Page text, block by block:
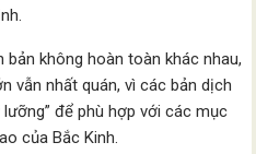
bản không hoàn toàn khác nhau,
vẫn nhất quán, vì các bản dịch
để phù hợp với các mục
của Bắc Kinh.